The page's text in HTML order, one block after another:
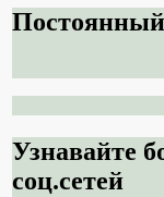
Узнавайте
соц.сетей